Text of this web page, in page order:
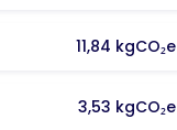
11,84 kgCO₂e
3,53 kgCO₂e